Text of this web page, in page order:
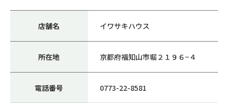
店舗名 イワサキハウス
所在地 京都府福知山市堀２１９６−４
電話番号 0773-22-8581